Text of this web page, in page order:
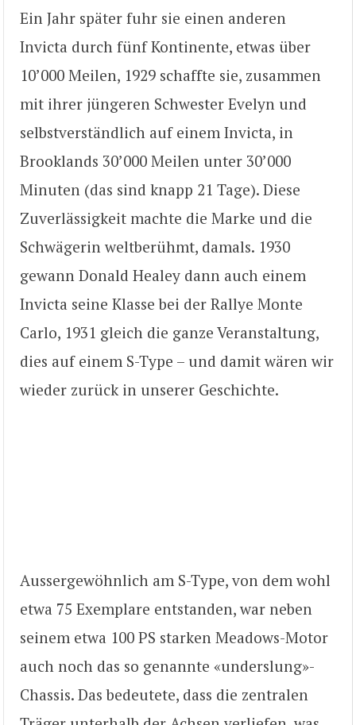
Ein Jahr später fuhr sie einen anderen
Invicta durch fünf Kontinente, etwas über
10’000 Meilen, 1929 schaffte sie, zusammen
mit ihrer jüngeren Schwester Evelyn und
selbstverständlich auf einem Invicta, in
Brooklands 30’000 Meilen unter 30’000
Minuten (das sind knapp 21 Tage). Diese
Zuverlässigkeit machte die Marke und die
Schwägerin weltberühmt, damals. 1930
gewann Donald Healey dann auch einem
Invicta seine Klasse bei der Rallye Monte
Carlo, 1931 gleich die ganze Veranstaltung,
dies auf einem S-Type – und damit wären wir
wieder zurück in unserer Geschichte.
Aussergewöhnlich am S-Type, von dem wohl
etwa 75 Exemplare entstanden, war neben
seinem etwa 100 PS starken Meadows-Motor
auch noch das so genannte «underslung»-
Chassis. Das bedeutete, dass die zentralen